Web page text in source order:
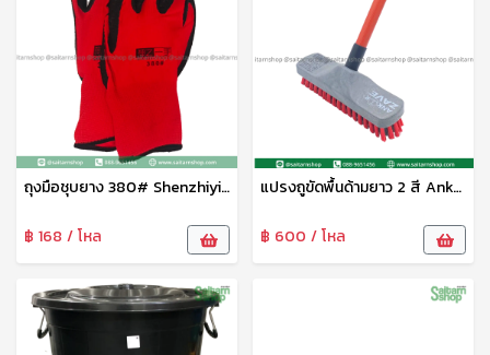
ถุงมือชุบยาง 380# Shenzhiyishou
฿ 168 / โหล
แปรงถูขัดพื้นด้ามยาว 2 สี Ankor Zave สมอ
฿ 600 / โหล